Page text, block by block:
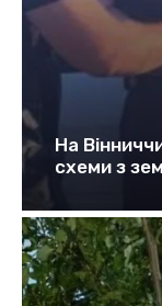
На
схеми з